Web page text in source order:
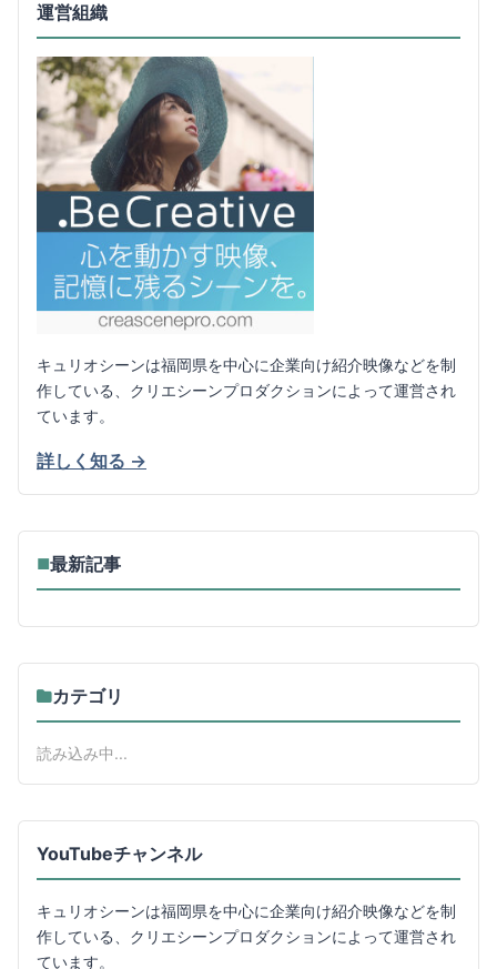
運営組織
キュリオシーンは福岡県を中心に企業向け紹介映像などを制
作している、クリエシーンプロダクションによって運営され
ています。
詳しく知る →
■最新記事
カテゴリ
読み込み中...
YouTubeチャンネル
キュリオシーンは福岡県を中心に企業向け紹介映像などを制
作している、クリエシーンプロダクションによって運営され
ています。